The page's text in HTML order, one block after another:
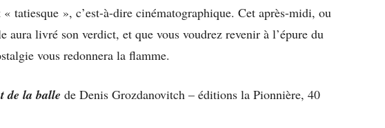
tatiesque », c’est-à-dire cinématographique. Cet après-midi, ou
aura livré son verdict, et que vous voudrez revenir à l’épure du
vous redonnera la flamme.
de la balle de Denis Grozdanovitch – éditions la Pionnière, 40